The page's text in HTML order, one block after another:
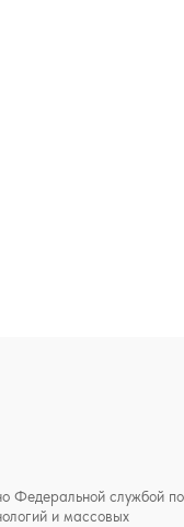
Федеральной службой по
и массовых